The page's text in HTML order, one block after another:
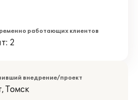
работающих клиентов
2
внедрение/проект
Томск